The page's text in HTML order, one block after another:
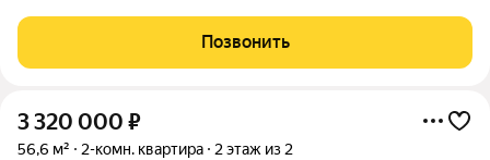
наполнен светом и спокойствием? Ваша мечта становится
реальностьюПредставляем вашему
Позвонить
3 320 000 ₽
56,6 м² 2-комн. квартира 2 этаж из 2